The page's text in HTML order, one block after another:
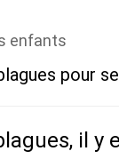
enfants
pour
il y